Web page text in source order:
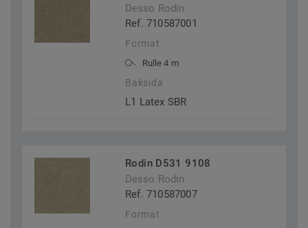
Desso Rodin
Ref. 710587001
Format
Rulle 4 m
Baksida
L1 Latex SBR
Rodin D531 9108
Desso Rodin
Ref. 710587007
Format